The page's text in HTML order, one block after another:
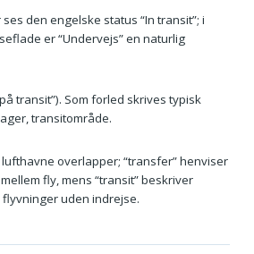
den engelske status “In transit”; i
er “Undervejs” en naturlig
transit”). Som forled skrives typisk
transitområde.
overlapper; “transfer” henviser
fly, mens “transit” beskriver
uden indrejse.